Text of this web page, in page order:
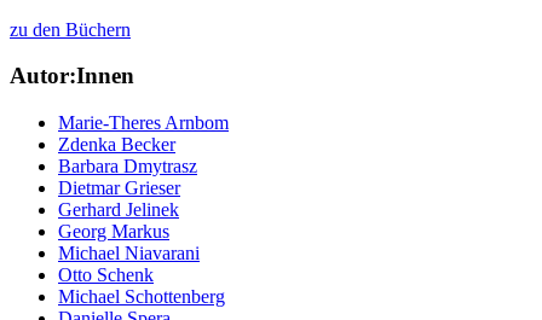
zu den Büchern
Autor:Innen
Marie-Theres Arnbom
Zdenka Becker
Barbara Dmytrasz
Dietmar Grieser
Gerhard Jelinek
Georg Markus
Michael Niavarani
Otto Schenk
Michael Schottenberg